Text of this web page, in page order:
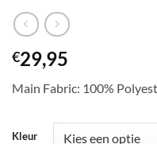
€29,95
Main Fabric: 100%
Kleur